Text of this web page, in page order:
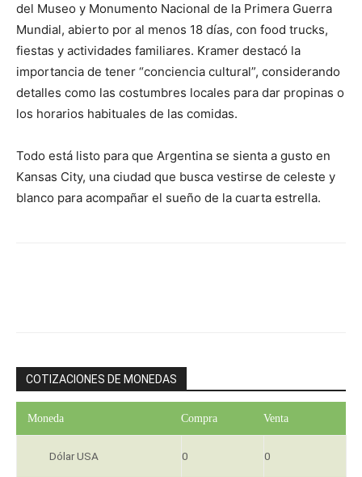
del Museo y Monumento Nacional de la Primera Guerra
Mundial, abierto por al menos 18 días, con food trucks,
fiestas y actividades familiares. Kramer destacó la
importancia de tener “conciencia cultural”, considerando
detalles como las costumbres locales para dar propinas o
los horarios habituales de las comidas.
Todo está listo para que Argentina se sienta a gusto en
Kansas City, una ciudad que busca vestirse de celeste y
blanco para acompañar el sueño de la cuarta estrella.
COTIZACIONES DE MONEDAS
Moneda Compra Venta
Dólar USA 0 0